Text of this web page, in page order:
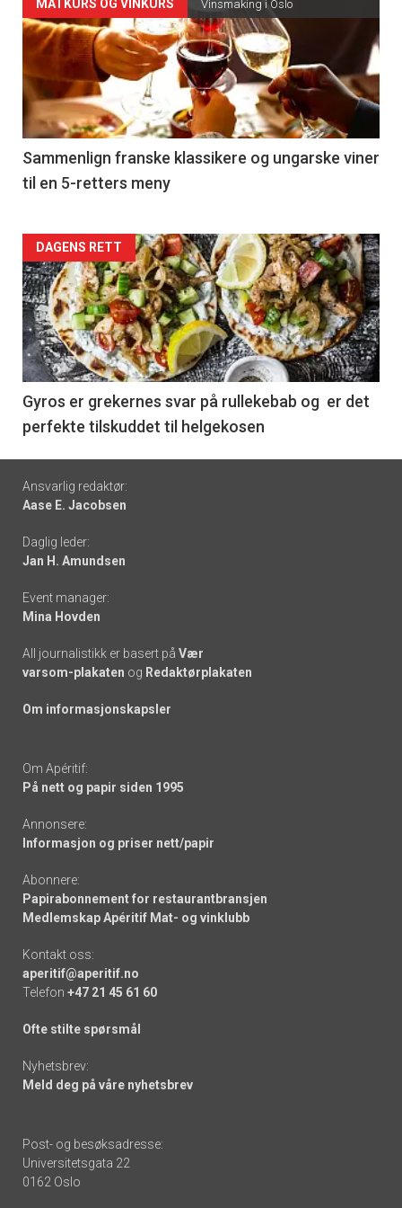
Forsiden
akkurat
nå
-
5
MATKURS OG VINKURS Vinsmaking i Oslo
Sammenlign franske klassikere og ungarske viner
til en 5-retters meny
Forsiden
akkurat
nå
-
6
DAGENS RETT
Gyros er grekernes svar på rullekebab og er det
perfekte tilskuddet til helgekosen
Footer
-
links
Ansvarlig redaktør:
Aase E. Jacobsen
Daglig leder:
Jan H. Amundsen
Event manager:
Mina Hovden
All journalistikk er basert på Vær
varsom-plakaten og Redaktørplakaten
Om informasjonskapsler
Om Apéritif:
På nett og papir siden 1995
Annonsere:
Informasjon og priser nett/papir
Abonnere:
Papirabonnement for restaurantbransjen
Medlemskap Apéritif Mat- og vinklubb
Kontakt oss:
aperitif@aperitif.no
Telefon +47 21 45 61 60
Ofte stilte spørsmål
Nyhetsbrev:
Meld deg på våre nyhetsbrev
Post- og besøksadresse:
Universitetsgata 22
0162 Oslo